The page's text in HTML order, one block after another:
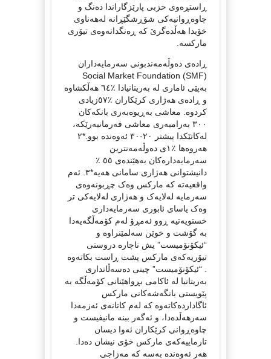
ڕاستڕەوی حزبی پارێزگاراندا دەنگ و
چاوەڕوانیەکی شۆڕشگێڕانە لەهەناوی
خۆیدا هەڵدەگرێ کە ڕەنگدانەوەی تیۆری
مارکسە.
ڕادەی دەوڵەمەندبونی سەرمایەداران
Social Market Foundation (SMF)
بەپێی ئاماری لە بەریتانیادا ٪٦٤ هەڵکشاوە
و ڕادەی هەژاری کرێکاران ٪٥٧زیادی
کردوە. معاشی بەڕیوەبەری بانکەکان
٣٠٠ بەرامبەری معاشی فەرمانبەرێکە،
لەکاتێکدا پیشتر ٢٠-٣٠ ئەوەندە بوو.*٢
هەروەها ٪١ی دەوڵەمەنترین
سەرمایەدارەکان بەهێندەی ٥٥ ٪
دانیشتوانی هەژاری سامانی هەیە*٣. ئەم
واقعیەتە کە مارکس وەک چڕبونەوەی
سەرمایە لەلایەک و هەژاری لەلایەکی تر
وەک یاسای ئابوری سەرمایەداری
خستویەتیە ڕوو ئەمڕۆ لەم کۆمەڵگەیەدا
بە گۆشت و خوێن سەلمێنراوە و
“ئیکۆنۆمیست” یش ناچارە دروستی
تیۆریەکەی مارکس پشت ڕاست بکاتەوە
. “ئیکۆنۆمیست” چینی دەسەڵاتداری
بەریتانیا لە ئاکامی بڕواهێنانی کۆمەڵگە بە
پێویستی بانگەشەکانی مارکس
ئاگاداردەکاتەوە کە لەم کاتانەی ئەزمەدا
سەرهەڵدەدا، و ئەگەر ببنە مانیفیست و
چاوەڕوانی کرێکاران ئەوا دیسان
تارماییەکەی مارکس خۆی نیشان دەدا.
هەر ئەوەندە بەسە کە مەزاجی